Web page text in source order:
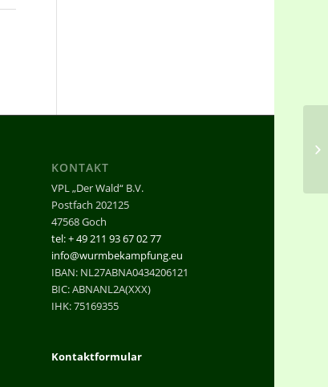
KONTAKT
VPL „Der Wald“ B.V.
Postfach 202125
47568 Goch
tel: + 49 211 93 67 02 77
info@wurmbekampfung.eu
IBAN: NL27ABNA0434206121
BIC: ABNANL2A(XXX)
IHK: 75169355
Kontaktformular